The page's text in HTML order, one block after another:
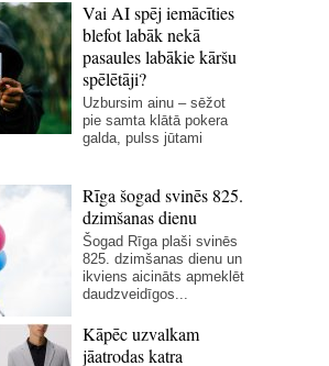
Vai AI spēj iemācīties
blefot labāk nekā
pasaules labākie kāršu
spēlētāji?
Uzbursim ainu – sēžot
pie samta klātā pokera
galda, pulss jūtami
Rīga šogad svinēs 825.
dzimšanas dienu
Šogad Rīga plaši svinēs
825. dzimšanas dienu un
ikviens aicināts apmeklēt
daudzveidīgos...
Kāpēc uzvalkam
jāatrodas katra